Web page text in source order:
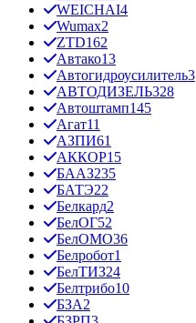
WEICHAI4
Wumax2
ZTD162
Автако13
Автогидроусилитель3
АВТОДИЗЕЛЬ328
Автоштамп145
Агат11
АЗПИ61
АККОР15
БААЗ235
БАТЭ22
Белкард2
БелОГ52
БелОМО36
Белробот1
БелТИЗ24
Белтрибо10
БЗА2